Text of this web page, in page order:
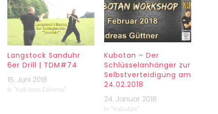
Langstock Sanduhr
6er Drill | TDM#74
15. Juni 2018
In "Kali Arnis Eskrima"
Kubotan – Der
Schlüsselanhänger zur
Selbstverteidigung am
24.02.2018
24. Januar 2018
In "Kubotan"